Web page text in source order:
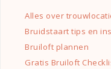
Alles over
Bruidstaart tips en
Bruiloft plannen
Gratis Bruiloft